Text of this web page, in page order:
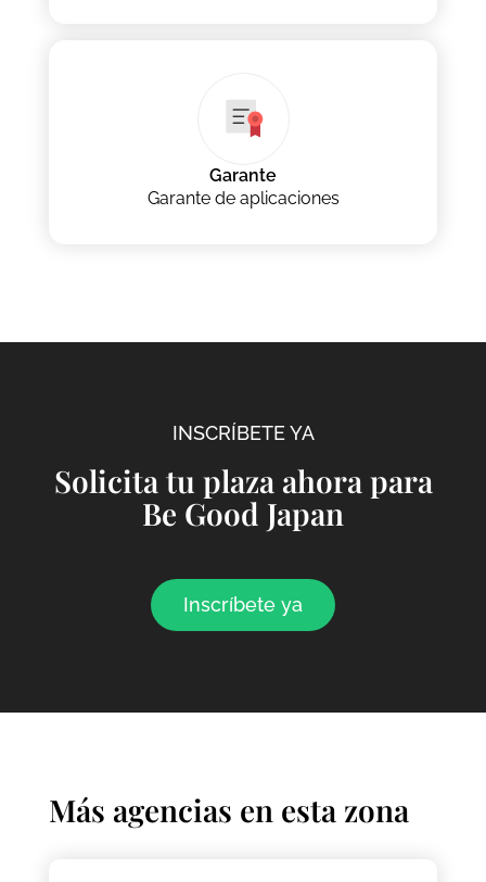
Garante
Garante de aplicaciones
INSCRÍBETE YA
Solicita tu plaza ahora para
Be Good Japan
Inscríbete ya
Más agencias en esta zona